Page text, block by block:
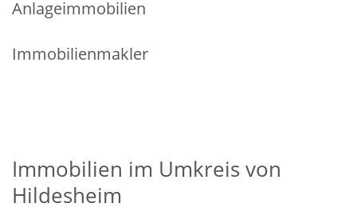
Anlageimmobilien
Immobilienmakler
Immobilien im Umkreis von
Hildesheim